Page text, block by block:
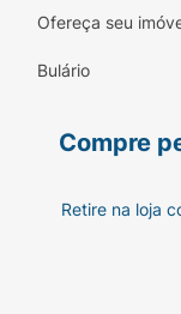
Ofereça seu
Bulário
Compre
Retire na loja